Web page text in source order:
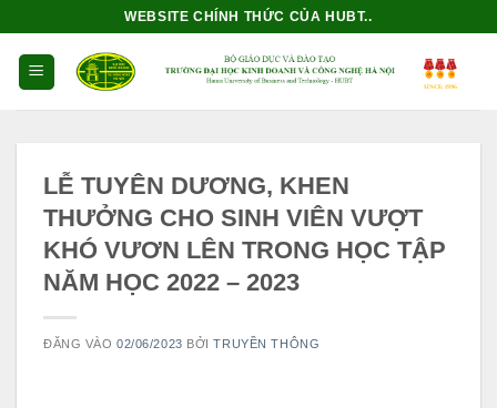
dung
WEBSITE CHÍNH THỨC CỦA HUBT..
LỄ TUYÊN DƯƠNG, KHEN
THƯỞNG CHO SINH VIÊN VƯỢT
KHÓ VƯƠN LÊN TRONG HỌC TẬP
NĂM HỌC 2022 – 2023
ĐĂNG VÀO02/06/2023 BỞITRUYỀN THÔNG